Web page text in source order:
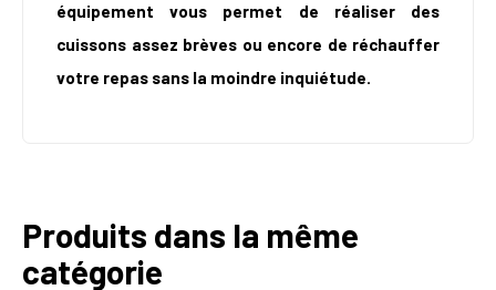
équipement vous permet de réaliser des
cuissons assez brèves ou encore de réchauffer
votre repas sans la moindre inquiétude.
Produits dans la même
catégorie